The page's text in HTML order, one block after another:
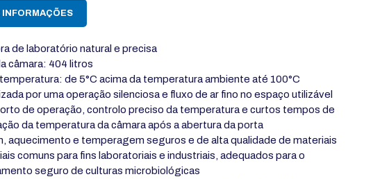
INFORMAÇÕES
de laboratório natural e precisa
câmara: 404 litros
de 5°C acima da temperatura ambiente até 100°C
por uma operação silenciosa e fluxo de ar fino no espaço utilizável
de operação, controlo preciso da temperatura e curtos tempos de
da temperatura da câmara após a abertura da porta
aquecimento e temperagem seguros e de alta qualidade de materiais
comuns para fins laboratoriais e industriais, adequados para o
seguro de culturas microbiológicas